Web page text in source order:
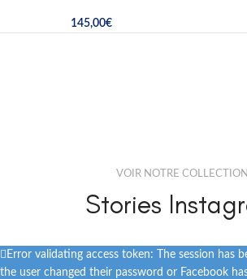
145,00€
VOIR NOTRE COLLECTION
Stories
Error validating access token: The session has
the user changed their password or Facebook